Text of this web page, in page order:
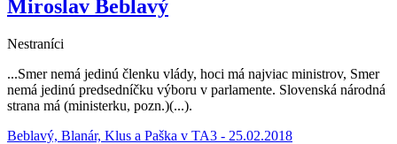
Miroslav Beblavý
Nestraníci
...Smer nemá jedinú členku vlády, hoci má najviac ministrov, Smer
nemá jedinú predsedníčku výboru v parlamente. Slovenská národná
strana má (ministerku, pozn.)(...).
Beblavý, Blanár, Klus a Paška v TA3 - 25.02.2018